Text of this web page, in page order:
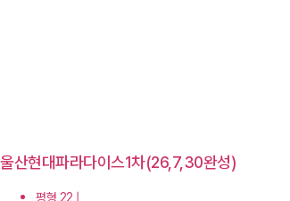
울산현대파라다이스1차(26,7,30완성)
평형 22 |